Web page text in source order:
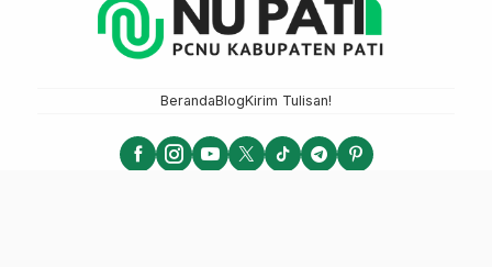
BerandaBlogKirim Tulisan!